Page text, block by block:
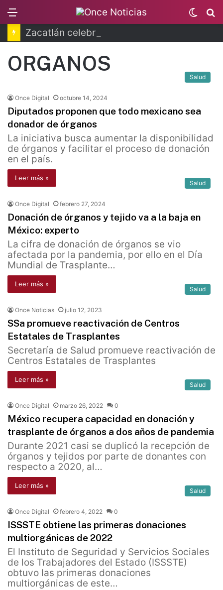
Switch
skin
ORGANOS
Salud
Once Digital octubre 14, 2024
Diputados proponen que todo mexicano sea
donador de órganos
La iniciativa busca aumentar la disponibilidad
de órganos y facilitar el proceso de donación
en el país.
Leer más »
Salud
Once Digital febrero 27, 2024
Donación de órganos y tejido va a la baja en
México: experto
La cifra de donación de órganos se vio
afectada por la pandemia, por ello en el Día
Mundial de Trasplante…
Leer más »
Salud
Once Noticias julio 12, 2023
SSa promueve reactivación de Centros
Estatales de Trasplantes
Secretaría de Salud promueve reactivación de
Centros Estatales de Trasplantes
Leer más »
Salud
Once Digital marzo 26, 2022 0
México recupera capacidad en donación y
trasplante de órganos a dos años de pandemia
Durante 2021 casi se duplicó la recepción de
órganos y tejidos por parte de donantes con
respecto a 2020, al…
Leer más »
Salud
Once Digital febrero 4, 2022 0
ISSSTE obtiene las primeras donaciones
multiorgánicas de 2022
El Instituto de Seguridad y Servicios Sociales
de los Trabajadores del Estado (ISSSTE)
obtuvo las primeras donaciones
multiorgánicas de este…